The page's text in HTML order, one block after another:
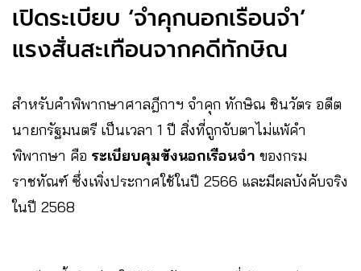
เปิดระเบียบ ‘จำคุกนอกเรือนจำ’
แรงสั่นสะเทือนจากคดีทักษิณ
สำหรับคำพิพากษาศาลฎีกาฯ จำคุก ทักษิณ ชินวัตร อดีต
นายกรัฐมนตรี เป็นเวลา 1 ปี สิ่งที่ถูกจับตาไม่แพ้คำ
พิพากษา คือ ระเบียบคุมขังนอกเรือนจำ ของกรม
ราชทัณฑ์ ซึ่งเพิ่งประกาศใช้ในปี 2566 และมีผลบังคับจริง
ในปี 2568